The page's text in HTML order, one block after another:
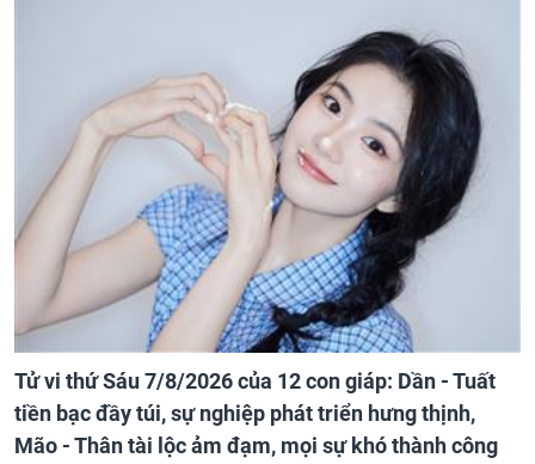
Tử vi thứ Sáu 7/8/2026 của 12 con giáp: Dần - Tuất
tiền bạc đầy túi, sự nghiệp phát triển hưng thịnh,
Mão - Thân tài lộc ảm đạm, mọi sự khó thành công